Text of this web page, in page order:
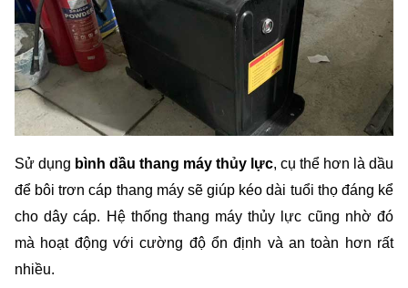
Sử dụng bình dầu thang máy thủy lực, cụ thể hơn là dầu
để bôi trơn cáp thang máy sẽ giúp kéo dài tuổi thọ đáng kể
cho dây cáp. Hệ thống thang máy thủy lực cũng nhờ đó
mà hoạt động với cường độ ổn định và an toàn hơn rất
nhiều.